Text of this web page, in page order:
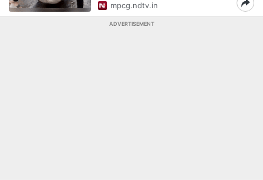
mpcg.ndtv.in
ADVERTISEMENT